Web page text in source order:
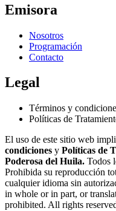
Emisora
Nosotros
Programación
Contacto
Legal
Términos y
Políticas de
El uso de este sitio web
condiciones y Políticas de
Poderosa del Huila. Todos
Prohibida su reproducción
cualquier idioma sin
in whole or in part, or
prohibited. All rights